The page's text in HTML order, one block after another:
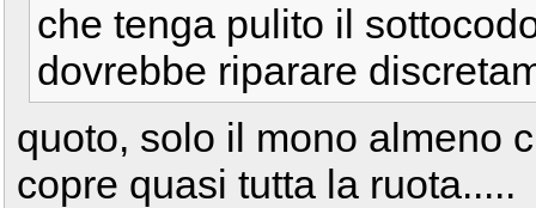
che tenga pulito il
dovrebbe riparare
quoto, solo il mono almeno
copre quasi tutta la ruota.....